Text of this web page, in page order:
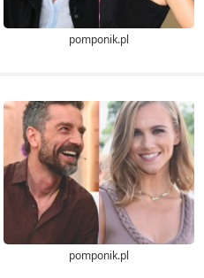
pomponik.pl
pomponik.pl